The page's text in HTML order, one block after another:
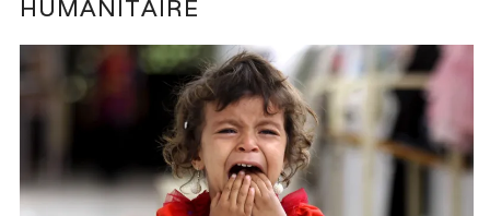
HUMANITAIRE